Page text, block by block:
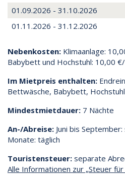
01.09.2026 - 31.10.2026
01.11.2026 - 31.12.2026
Nebenkosten: Klimaanlage:
Babybett und Hochstuhl: 10,00
Im Mietpreis enthalten:
Bettwäsche, Babybett, Hochstuhl
Mindestmietdauer: 7 Nächte
An-/Abreise: Juni bis
Monate: täglich
Touristensteuer: separate
Alle Informationen zur „Steuer